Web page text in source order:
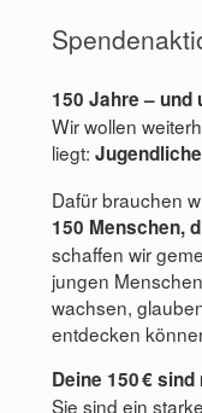
150 Jahre –
Wir wollen
liegt:
Dafür brauchen
150 Menschen,
schaffen wir
jungen
wachsen,
entdecken
Deine 150 €
Sie sind ein